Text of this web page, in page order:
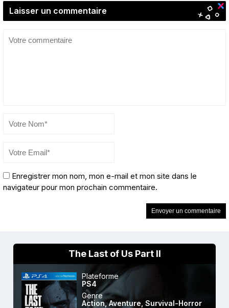
Laisser un commentaire
Enregistrer mon nom, mon e-mail et mon site dans le
navigateur pour mon prochain commentaire.
The Last of Us Part II
Plateforme
PS4
Genre
Action,Aventure Survival-Horror